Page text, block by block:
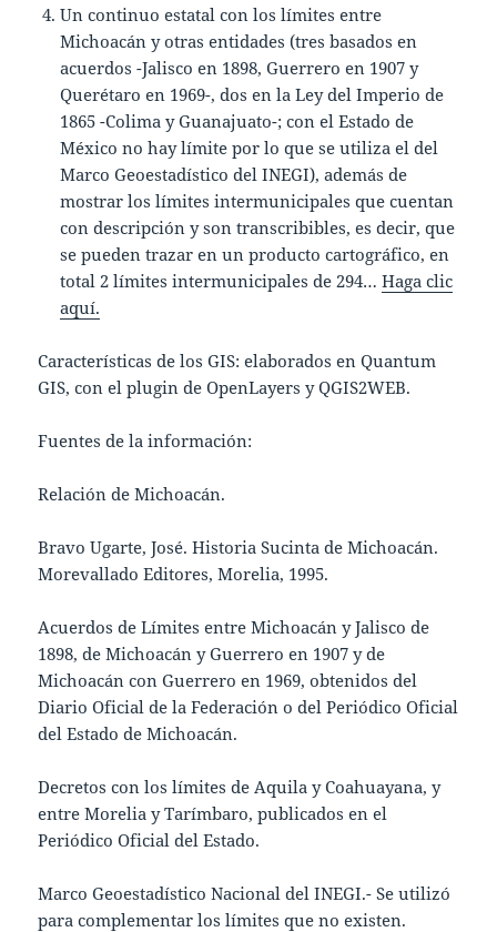
Un continuo estatal con los límites entre
Michoacán y otras entidades (tres basados en
acuerdos -Jalisco en 1898, Guerrero en 1907 y
Querétaro en 1969-, dos en la Ley del Imperio de
1865 -Colima y Guanajuato-; con el Estado de
México no hay límite por lo que se utiliza el del
Marco Geoestadístico del INEGI), además de
mostrar los límites intermunicipales que cuentan
con descripción y son transcribibles, es decir, que
se pueden trazar en un producto cartográfico, en
total 2 límites intermunicipales de 294…Haga clic
aquí.
Características de los GIS: elaborados en Quantum
GIS, con el plugin de OpenLayers y QGIS2WEB.
Fuentes de la información:
Relación de Michoacán.
Bravo Ugarte, José. Historia Sucinta de Michoacán.
Morevallado Editores, Morelia, 1995.
Acuerdos de Límites entre Michoacán y Jalisco de
1898, de Michoacán y Guerrero en 1907 y de
Michoacán con Guerrero en 1969, obtenidos del
Diario Oficial de la Federación o del Periódico Oficial
del Estado de Michoacán.
Decretos con los límites de Aquila y Coahuayana, y
entre Morelia y Tarímbaro, publicados en el
Periódico Oficial del Estado.
Marco Geoestadístico Nacional del INEGI.- Se utilizó
para complementar los límites que no existen.